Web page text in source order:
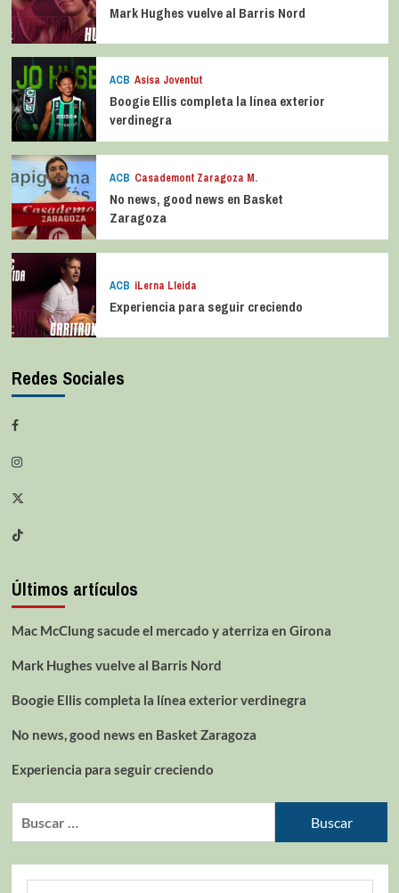
Mark Hughes vuelve al Barris Nord
ACB Asisa Joventut
Boogie Ellis completa la línea exterior
verdinegra
ACB Casademont Zaragoza M.
No news, good news en Basket
Zaragoza
ACB iLerna Lleida
Experiencia para seguir creciendo
Redes Sociales
Últimos artículos
Mac McClung sacude el mercado y aterriza en Girona
Mark Hughes vuelve al Barris Nord
Boogie Ellis completa la línea exterior verdinegra
No news, good news en Basket Zaragoza
Experiencia para seguir creciendo